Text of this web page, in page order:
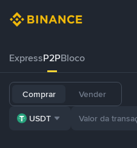
ExpressP2PBloco
Comprar Vender
USDT